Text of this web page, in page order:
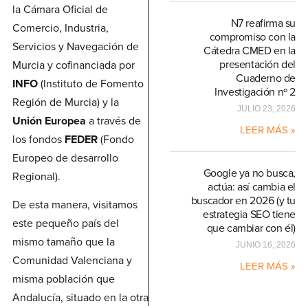
la Cámara Oficial de
Comercio, Industria,
Servicios y Navegación de
Murcia y cofinanciada por
INFO(Instituto de Fomento
Región de Murcia) y la
Unión Europea a través de
los fondos FEDER(Fondo
Europeo de desarrollo
Regional).
De esta manera, visitamos
este pequeño país del
mismo tamaño que la
Comunidad Valenciana y
misma población que
Andalucía, situado en la otra
N7 reafirma su
compromiso con la
Cátedra CMED en la
presentación del
Cuaderno de
Investigación nº 2
JULIO 23, 2026
LEER MÁS »
Google ya no busca,
actúa: así cambia el
buscador en 2026 (y tu
estrategia SEO tiene
que cambiar con él)
JUNIO 16, 2026
LEER MÁS »